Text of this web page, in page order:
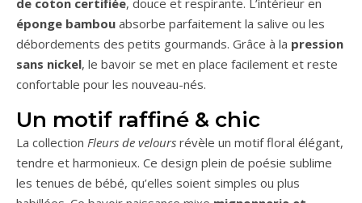
de coton certifiée, douce et respirante. L’intérieur en
éponge bambou absorbe parfaitement la salive ou les
débordements des petits gourmands. Grâce à la pression
sans nickel, le bavoir se met en place facilement et reste
confortable pour les nouveau-nés.
Un motif raffiné & chic
La collection Fleurs de velours révèle un motif floral élégant,
tendre et harmonieux. Ce design plein de poésie sublime
les tenues de bébé, qu’elles soient simples ou plus